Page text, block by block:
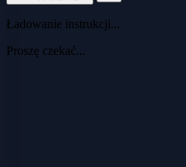
Ładowanie instrukcji...
Proszę czekać...